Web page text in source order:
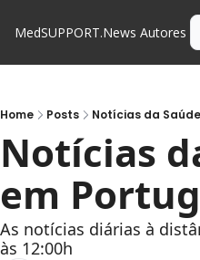
MedSUPPORT.News Autores
Home Posts Notícias da
Notícias
em
As notícias diárias à
às 12:00h